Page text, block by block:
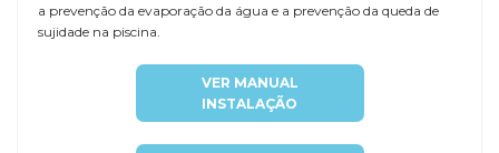
a prevenção da evaporação da água e a prevenção da queda de
sujidade na piscina.
VER MANUAL
INSTALAÇÃO